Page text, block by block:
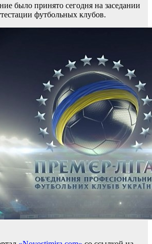
было принято сегодня на заседании
футбольных клубов.